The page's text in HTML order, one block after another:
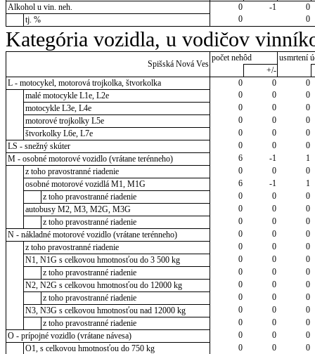
Alkohol u vin. neh.
0 -1
0
tj. %
0 0
Kategória vozidla, u vodičov
Spišská Nová Ves
počet nehôd
usmrtení
+/-
L - motocykel, motorová trojkolka, štvorkolka
0 0
0
malé motocykle L1e, L2e
0 0
0
motocykle L3e, L4e
0 0
0
motorové trojkolky L5e
0 0
0
štvorkolky L6e, L7e
0 0
0
LS - snežný skúter
0 0
0
M - osobné motorové vozidlo (vrátane terénneho)
6 -1
1
z toho pravostranné riadenie
0 0
0
osobné motorové vozidlá M1, M1G
6 -1
1
z toho pravostranné riadenie
0 0
0
autobusy M2, M3, M2G, M3G
0 0
0
z toho pravostranné riadenie
0 0
0
N - nákladné motorové vozidlo (vrátane terénneho)
0 0
0
z toho pravostranné riadenie
0 0
0
N1, N1G s celkovou hmotnosťou do 3 500 kg
0 0
0
z toho pravostranné riadenie
0 0
0
N2, N2G s celkovou hmotnosťou do 12000 kg
0 0
0
z toho pravostranné riadenie
0 0
0
N3, N3G s celkovou hmotnosťou nad 12000 kg
0 0
0
z toho pravostranné riadenie
0 0
0
O - prípojné vozidlo (vrátane návesa)
0 0
0
O1, s celkovou hmotnosťou do 750 kg
0 0
0